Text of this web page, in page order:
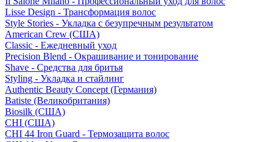
Lisse Design - Трансформация волос
Style Stories - Укладка с безупречным результатом
American Crew (США)
Classic - Ежедневный уход
Precision Blend - Окрашивание и тонирование
Shave - Средства для бритья
Styling - Укладка и стайлинг
Authentic Beauty Concept (Германия)
Batiste (Великобритания)
Biosilk (США)
CHI (США)
CHI 44 Iron Guard - Термозащита волос